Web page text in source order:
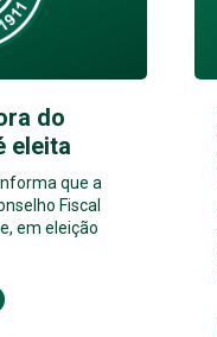
do
eleita
que a
Fiscal
em eleição